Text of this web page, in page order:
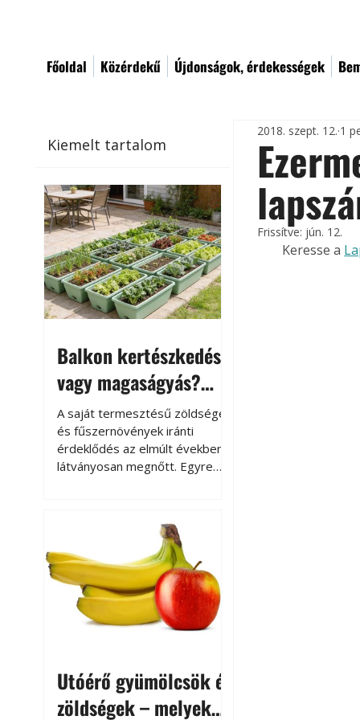
Főoldal Közérdekű Újdonságok, érdekességek
Kiemelt tartalom
Balkon kertészkedés
vagy magaságyás?
Helytakarékos
kertészkedés
A saját termesztésű zöldségek
és fűszernövények iránti
érdeklődés az elmúlt években
látványosan megnőtt. Egyre
kertészkedés sokak számára
kikapcsolódást és feltöltődést
is jelent.
Utóérő gyümölcsök és
zöldségek – melyek
2018. szept. 12. 1
Frissítve: jún. 12.
Keresse a